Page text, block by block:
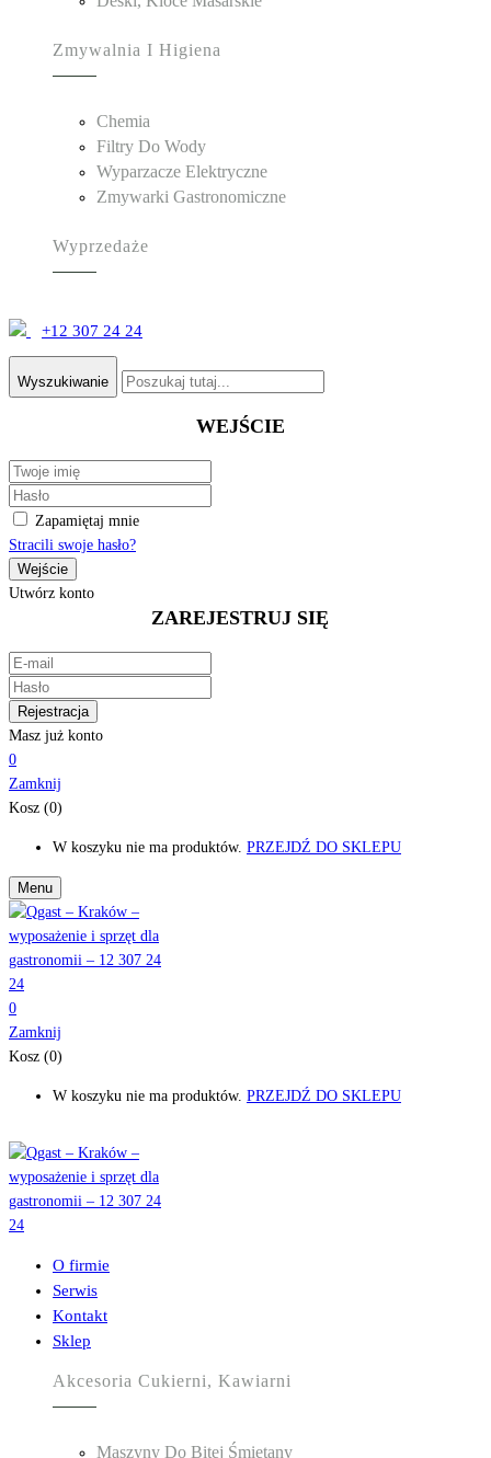
Zmywalnia I Higiena
Chemia
Filtry Do Wody
Wyparzacze Elektryczne
Zmywarki Gastronomiczne
Wyprzedaże
+12 307 24 24
Wyszukiwanie
WEJŚCIE
Zapamiętaj mnie
Stracili swoje hasło?
Utwórz konto
ZAREJESTRUJ SIĘ
Masz już konto
0
Zamknij
Kosz (0)
W koszyku nie ma produktów. PRZEJDŹ DO SKLEPU
Menu
0
Zamknij
Kosz (0)
W koszyku nie ma produktów. PRZEJDŹ DO SKLEPU
O firmie
Serwis
Kontakt
Sklep
Akcesoria Cukierni, Kawiarni
Maszyny Do Bitej Śmietany